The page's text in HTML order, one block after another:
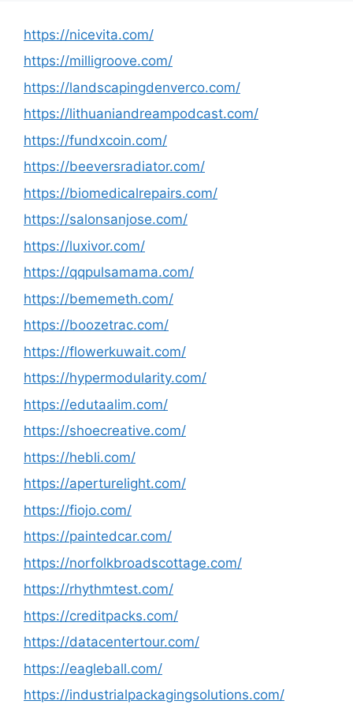
https://nicevita.com/
https://milligroove.com/
https://landscapingdenverco.com/
https://lithuaniandreampodcast.com/
https://fundxcoin.com/
https://beeversradiator.com/
https://biomedicalrepairs.com/
https://salonsanjose.com/
https://luxivor.com/
https://qqpulsamama.com/
https://bememeth.com/
https://boozetrac.com/
https://flowerkuwait.com/
https://hypermodularity.com/
https://edutaalim.com/
https://shoecreative.com/
https://hebli.com/
https://aperturelight.com/
https://fiojo.com/
https://paintedcar.com/
https://norfolkbroadscottage.com/
https://rhythmtest.com/
https://creditpacks.com/
https://datacentertour.com/
https://eagleball.com/
https://industrialpackagingsolutions.com/